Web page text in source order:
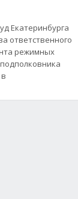
Екатеринбурга
ответственного
режимных